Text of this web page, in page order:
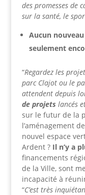
des promesses de
sur la santé, le
Aucun
seulement
“Regardez les
parc Clajot ou le
attendent depuis
de projets lancés
sur le futur de la
l’aménagement
nouvel espace
Ardent ? Il n’y a
financements
de la Ville, sont
incapacité à
“C’est très